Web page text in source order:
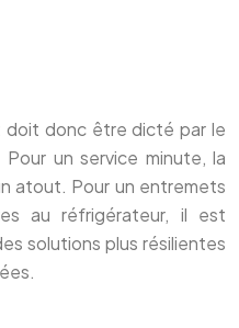
doit donc être dicté par le
un service minute, la
atout. Pour un entremets
au réfrigérateur, il est
solutions plus résilientes